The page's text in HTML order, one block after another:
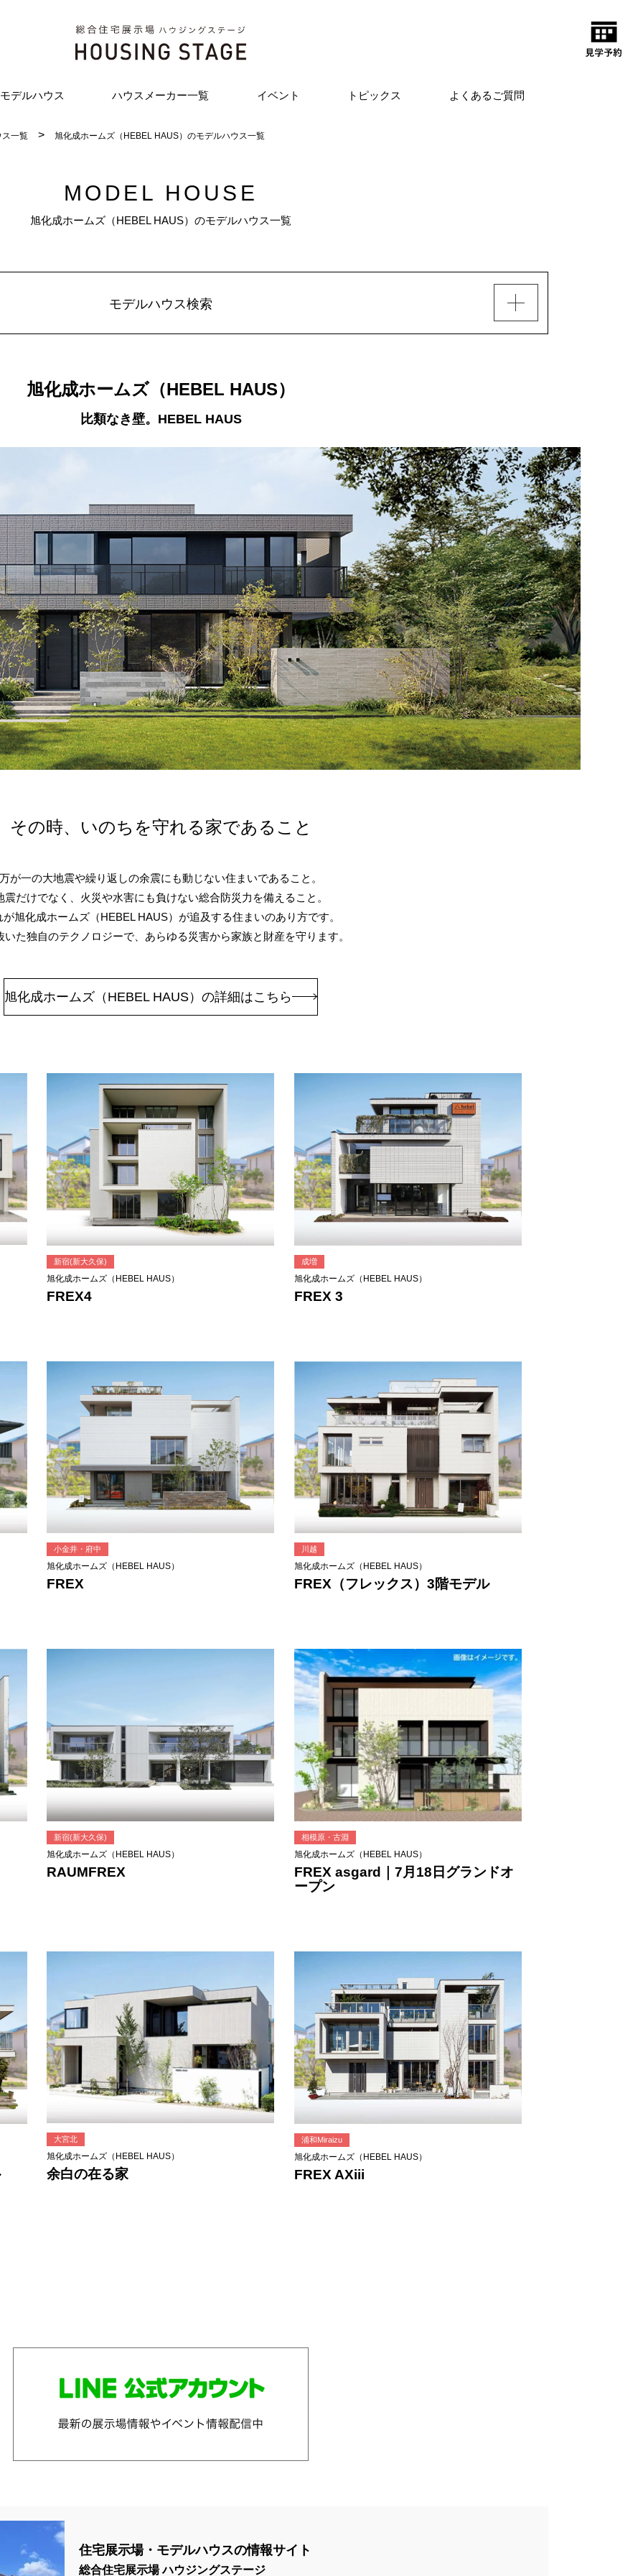
モデルハウス ハウスメーカー一覧 イベント トピックス よくあるご質問
ス一覧 旭化成ホームズ（HEBEL HAUS）のモデルハウス一覧
MODEL HOUSE
旭化成ホームズ（HEBEL HAUS）のモデルハウス一覧
モデルハウス検索
旭化成ホームズ（HEBEL HAUS）
比類なき壁。HEBEL HAUS
その時、いのちを守れる家であること
万が一の大地震や繰り返しの余震にも動じない住まいであること。
震だけでなく、火災や水害にも負けない総合防災力を備えること。
が旭化成ホームズ（HEBEL HAUS）が追及する住まいのあり方です。
いた独自のテクノロジーで、あらゆる災害から家族と財産を守ります。
旭化成ホームズ（HEBEL HAUS）の詳細はこちら
旭化成ホームズ（HEBEL HAUS）
新宿(新大久保)
FREX4
旭化成ホームズ（HEBEL HAUS）
成増
FREX 3
旭化成ホームズ（HEBEL HAUS）
小金井・府中
FREX
旭化成ホームズ（HEBEL HAUS）
川越
FREX（フレックス）3階モデル
旭化成ホームズ（HEBEL HAUS）
新宿(新大久保)
RAUMFREX
旭化成ホームズ（HEBEL HAUS）
相模原・古淵
FREX asgard｜7月18日グランドオ
ープン
旭化成ホームズ（HEBEL HAUS）
大宮北
余白の在る家
旭化成ホームズ（HEBEL HAUS）
浦和Miraizu
FREX AXiii
住宅展示場・モデルハウスの情報サイト
総合住宅展示場 ハウジングステージ